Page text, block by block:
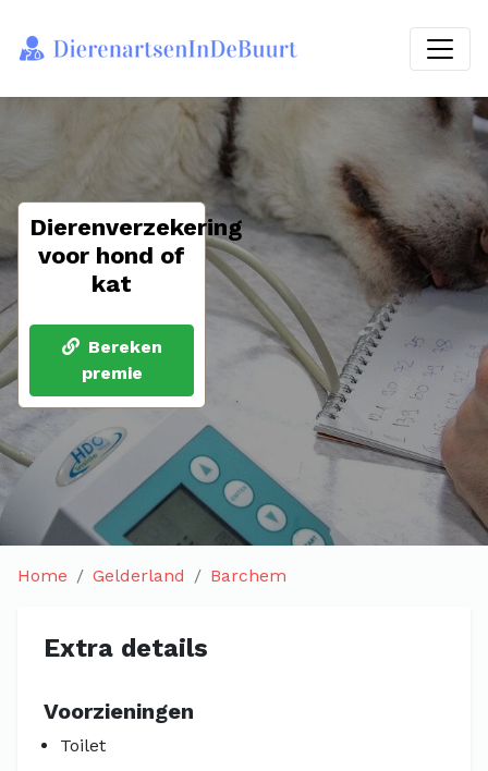
Dierenverzekering
voor hond of
kat
Bereken
premie
Home Gelderland Barchem
Extra details
Voorzieningen
Toilet